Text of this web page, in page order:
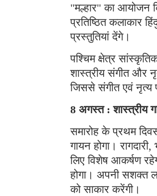
"मल्हार" का आयोजन
प्रतिष्ठित कलाकार
प्रस्तुतियां देंगे।
पश्चिम क्षेत्र
शास्त्रीय संगीत और
जिससे संगीत एवं नृत्य
8 अगस्त : शास्त्रीय
समारोह के प्रथम
गायन होगा।
लिए विशेष आकर्षण
होगा। अपनी सशक्त
को साकार करेंगी।